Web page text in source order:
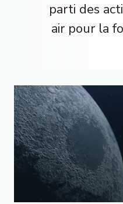
parti des
air pour la